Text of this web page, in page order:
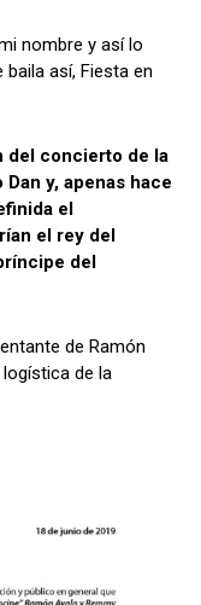
nombre y así lo
así, Fiesta en
del concierto de la
y, apenas hace
el
el rey del
del
de Ramón
de la